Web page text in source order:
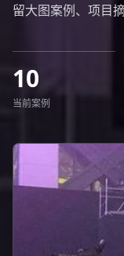
留大图案例、项目
10
当前案例